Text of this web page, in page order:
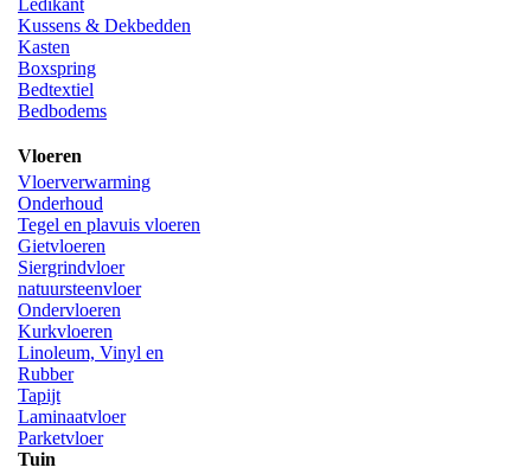
Ledikant
Kussens & Dekbedden
Kasten
Boxspring
Bedtextiel
Bedbodems
Vloeren
Vloerverwarming
Onderhoud
Tegel en plavuis vloeren
Gietvloeren
Siergrindvloer
natuursteenvloer
Ondervloeren
Kurkvloeren
Linoleum, Vinyl en
Rubber
Tapijt
Laminaatvloer
Parketvloer
Tuin